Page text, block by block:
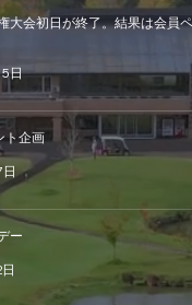
大会初日が終了。結果は会員
日
ト企画
日
ー